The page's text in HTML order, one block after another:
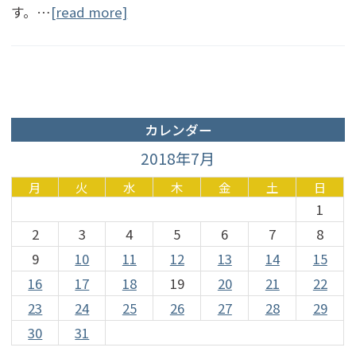
す。…[read more]
カレンダー
2018年7月
月 火 水 木 金 土 日
1
2
3 4 5 6 7
8
9
10 11 12 13 14
15
16
17 18 19 20 21
22
23
24 25 26 27 28
29
30
31